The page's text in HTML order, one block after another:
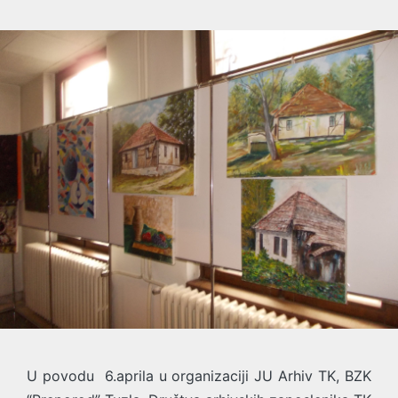
U povodu 6.aprila u organizaciji JU Arhiv TK, BZK